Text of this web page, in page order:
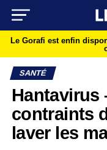
Le Gorafi est enfin
SANTÉ
Hantavirus
contraints
laver les